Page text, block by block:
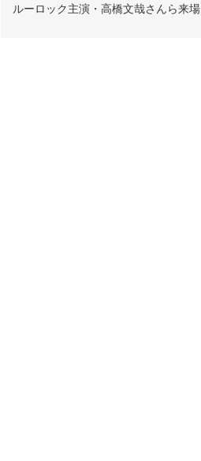
ルーロック主演・高橋文哉さんら来場